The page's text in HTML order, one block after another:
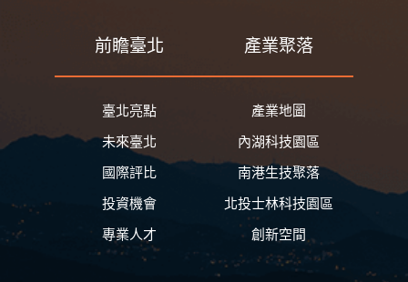
前瞻臺北
臺北亮點
未來臺北
國際評比
投資機會
專業人才
產業聚落
產業地圖
內湖科技園區
南港生技聚落
北投士林科技園區
創新空間